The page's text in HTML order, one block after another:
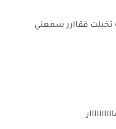
تخبلت فقاارر سمعني